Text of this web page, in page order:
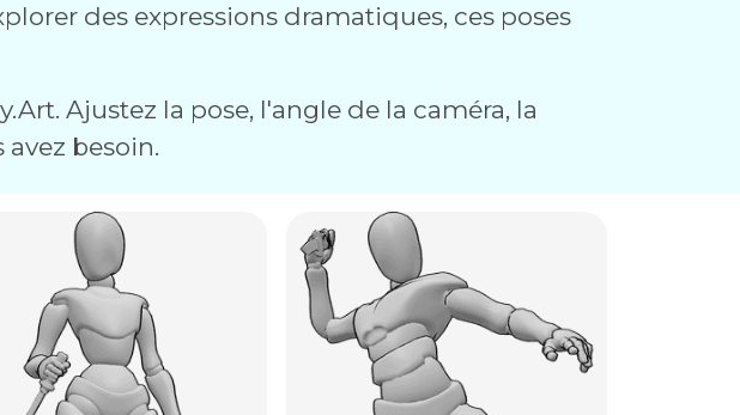
des expressions dramatiques, ces poses
Ajustez la pose, l'angle de la caméra, la
besoin.